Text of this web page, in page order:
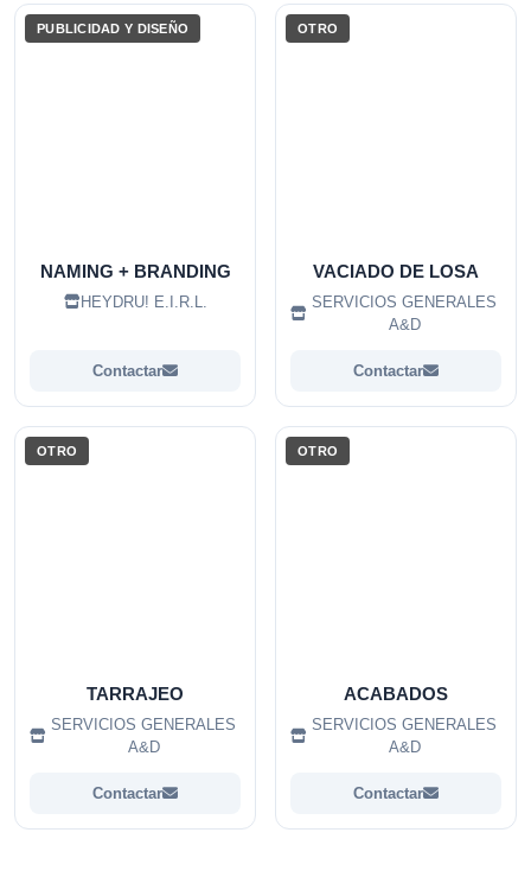
PUBLICIDAD Y DISEÑO
NAMING + BRANDING
HEYDRU! E.I.R.L.
Contactar
OTRO
VACIADO DE LOSA
SERVICIOS GENERALES
A&D
Contactar
OTRO
TARRAJEO
SERVICIOS GENERALES
A&D
Contactar
OTRO
ACABADOS
SERVICIOS GENERALES
A&D
Contactar